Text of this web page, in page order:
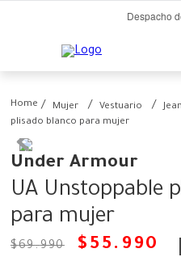
Despacho
Mujer Vestuario
plisado blanco para mujer
Under Armour
UA Unstoppable
para mujer
$69.990 $ 55 . 990